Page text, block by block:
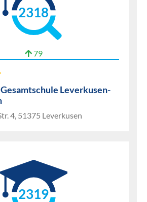
2318
79
Leverkusen-
4, 51375 Leverkusen
2319